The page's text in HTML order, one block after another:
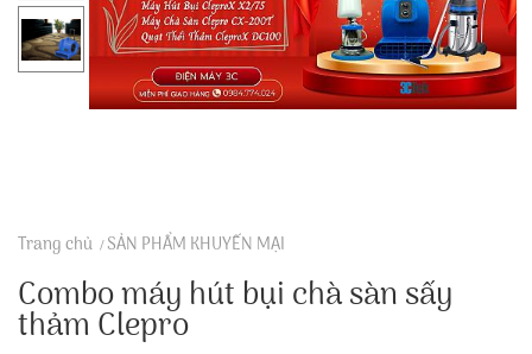
Trang chủ SẢN PHẨM KHUYẾN MẠI
Combo máy hút bụi chà sàn sấy
thảm Clepro